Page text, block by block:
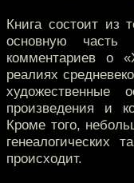
Книга состоит из
основную часть
комментариев о
реалиях
художественные
произведения и
Кроме того,
генеалогических
происходит.